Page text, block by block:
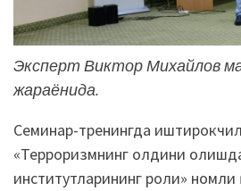
Эксперт Виктор Михайлов
жараёнида.
Семинар-тренингда
«Терроризмнинг олдини
институтларининг роли»